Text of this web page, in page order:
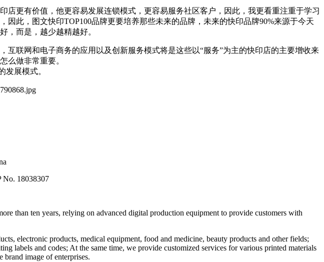
店更有价值，他更容易发展连锁模式，更容易服务社区客户，因此，我更看重注重于学习
此，图文快印TOP100品牌更要培养那些未来的品牌，未来的快印品牌90%来源于今天
，而是，越少越精越好。
互联网和电子商务的应用以及创新服务模式将是这些以“服务”为主的快印店的主要增收来
么做非常重要。
展模式。
No. 18038307
than ten years, relying on advanced digital production equipment to provide customers with
electronic products, medical equipment, food and medicine, beauty products and other fields;
labels and codes; At the same time, we provide customized services for various printed materials
brand image of enterprises.